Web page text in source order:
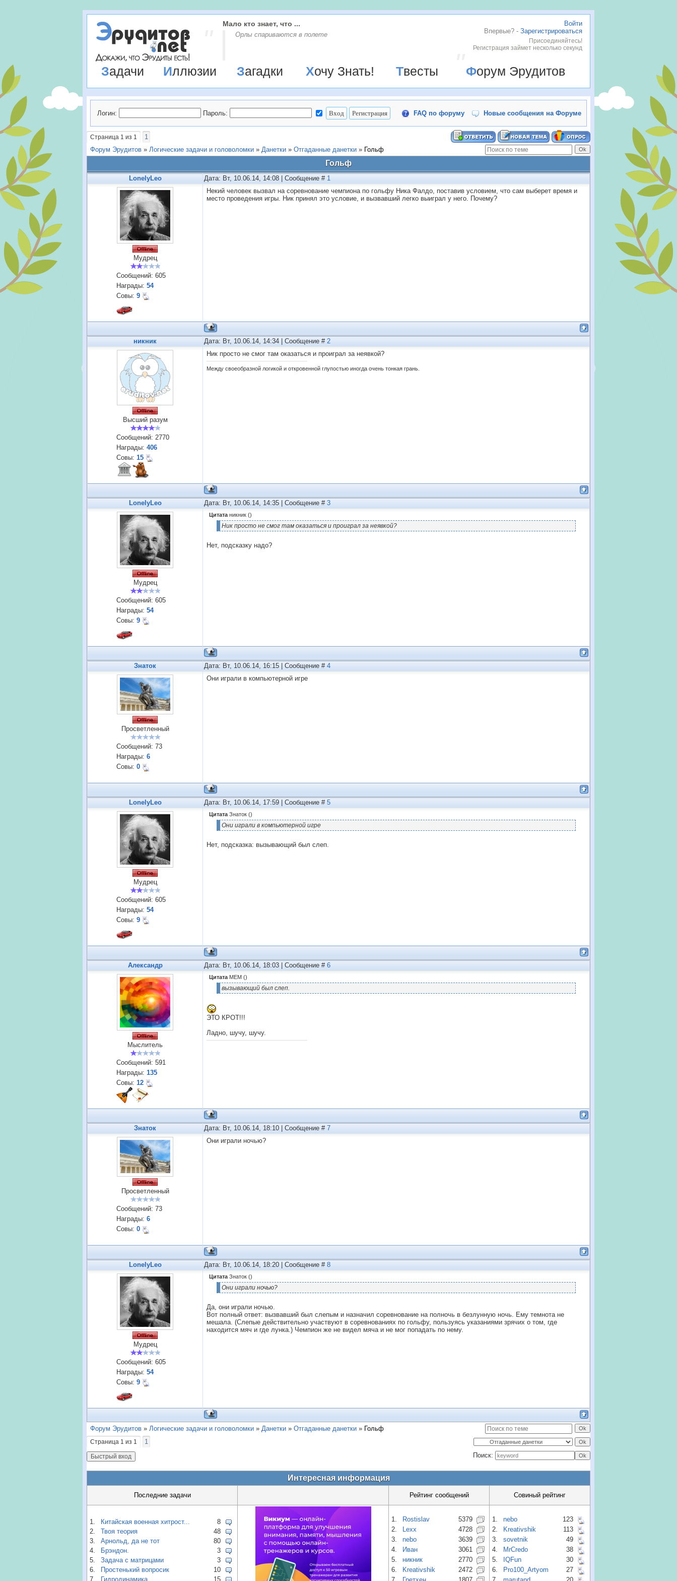
Войти
Впервые? - Зарегистрироваться
Присоединяйтесь!
Регистрация займет несколько секунд
Мало кто знает, что ...
Орлы спариваются в полете
Задачи Иллюзии Загадки Хочу Знать! Твесты Форум Эрудитов
Логин: Пароль: FAQ по форуму Новые сообщения на Форуме
Страница 1 из 1
1
Форум Эрудитов » Логические задачи и головоломки » Данетки » Отгаданные данетки » Гольф
Гольф
LonelyLeo Дата: Вт, 10.06.14, 14:08 | Сообщение # 1
Мудрец
Сообщений: 605
Награды: 54
Совы: 9
Некий человек вызвал на соревнование чемпиона по гольфу Ника Фалдо, поставив условием, что сам выберет время и
место проведения игры. Ник принял это условие, и вызвавший легко выиграл у него. Почему?
никник Дата: Вт, 10.06.14, 14:34 | Сообщение # 2
Высший разум
Сообщений: 2770
Награды: 406
Совы: 15
Ник просто не смог там оказаться и проиграл за неявкой?
Между своеобразной логикой и откровенной глупостью иногда очень тонкая грань.
LonelyLeo Дата: Вт, 10.06.14, 14:35 | Сообщение # 3
Мудрец
Сообщений: 605
Награды: 54
Совы: 9
Цитата никник ()
Ник просто не смог там оказаться и проиграл за неявкой?
Нет, подсказку надо?
Знаток Дата: Вт, 10.06.14, 16:15 | Сообщение # 4
Просветленный
Сообщений: 73
Награды: 6
Совы: 0
Они играли в компьютерной игре
LonelyLeo Дата: Вт, 10.06.14, 17:59 | Сообщение # 5
Мудрец
Сообщений: 605
Награды: 54
Совы: 9
Цитата Знаток ()
Они играли в компьютерной игре
Нет, подсказка: вызывающий был слеп.
Александр Дата: Вт, 10.06.14, 18:03 | Сообщение # 6
Мыслитель
Сообщений: 591
Награды: 135
Совы: 12
Цитата MEM ()
вызывающий был слеп.
ЭТО КРОТ!!!
Ладно, шучу, шучу.
Знаток Дата: Вт, 10.06.14, 18:10 | Сообщение # 7
Просветленный
Сообщений: 73
Награды: 6
Совы: 0
Они играли ночью?
LonelyLeo Дата: Вт, 10.06.14, 18:20 | Сообщение # 8
Мудрец
Сообщений: 605
Награды: 54
Совы: 9
Цитата Знаток ()
Они играли ночью?
Да, они играли ночью.
Вот полный ответ: вызвавший был слепым и назначил соревнование на полночь в безлунную ночь. Ему темнота не
мешала. (Слепые действительно участвуют в соревнованиях по гольфу, пользуясь указаниями зрячих о том, где
находится мяч и где лунка.) Чемпион же не видел мяча и не мог попадать по нему.
Форум Эрудитов » Логические задачи и головоломки » Данетки » Отгаданные данетки » Гольф
Страница 1 из 1
1
Поиск:
Интересная информация
Последние задачи Рейтинг сообщений Совиный рейтинг
1. Китайская военная хитрост...
8
2.
Твоя теория
48
3.
Арнольд, да не тот
80
4.
Брэндон.
3
5.
Задача с матрицами
3
6.
Простенький вопросик
10
7.
Гидродинамика 15
1. Rostislav
5379
2.
Lexx
4728
3.
nebo
3639
4.
Иван
3061
5.
никник
2770
6.
Kreativshik
2472
1. nebo
123
2.
Kreativshik
113
3.
sovetnik
49
4.
MrCredo
38
5.
IQFun
30
6.
Pro100_Artyom
27